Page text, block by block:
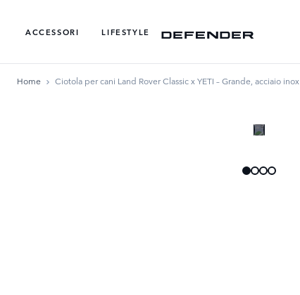
ACCESSORI
LIFESTYLE
Home Ciotola per cani Land Rover Classic x YETI – Grande, acciaio inox